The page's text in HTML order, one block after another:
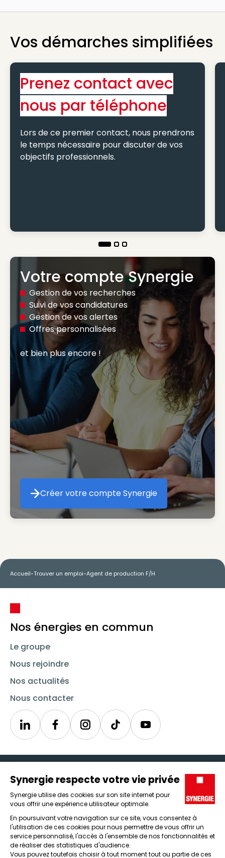
Vos démarches simplifiées
Prenez contact avec
nous par téléphone
Lors de ce premier contact, nous prendrons
le temps nécessaire pour discuter de vos
objectifs professionnels.
Votre compte Synergie
Gestion de vos recherches
Suivi de vos candidatures
Gestion de vos alertes
Offres personnalisées
et bien plus encore !
Créer votre compte Synergie
Créer votre compte Synergie
Accueil-Trouver un emploi-Agent de production F/H
Nos énergies en commun
Le groupe
Nous rejoindre
Nos actualités
Nous contacter
LinkedinSynergieInstagramTikTok Youtube
Icône d'illustration
Candidats
Entreprises
Icône d'illustration
Nos agences
Icône d'illustration
Conditions générales d'utilisation et mentions légales